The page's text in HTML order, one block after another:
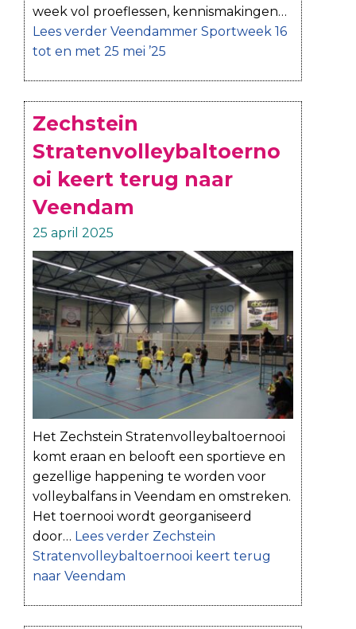
week vol proeflessen, kennismakingen…
Lees verder Veendammer Sportweek 16
tot en met 25 mei ’25
Zechstein
Stratenvolleybaltoerno
oi keert terug naar
Veendam
25 april 2025
Het Zechstein Stratenvolleybaltoernooi
komt eraan en belooft een sportieve en
gezellige happening te worden voor
volleybalfans in Veendam en omstreken.
Het toernooi wordt georganiseerd
door… Lees verder Zechstein
Stratenvolleybaltoernooi keert terug
naar Veendam